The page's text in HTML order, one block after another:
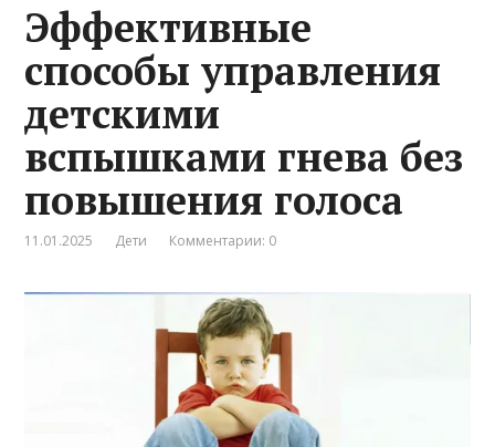
Эффективные
способы управления
детскими
вспышками гнева без
повышения голоса
11.01.2025 Дети Комментарии: 0